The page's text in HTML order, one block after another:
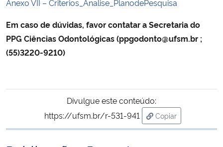
Anexo VII – Criterios_Analise_PlanodePesquisa
Em caso de dúvidas, favor contatar a Secretaria do
PPG Ciências Odontológicas (ppgodonto@ufsm.br ;
(55)3220-9210)
Divulgue este conteúdo:
https://ufsm.br/r-531-941
Copiar
para área de